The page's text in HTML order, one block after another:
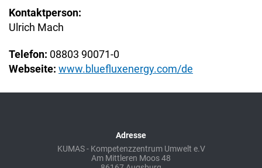
Kontaktperson:
Ulrich Mach
Telefon: 08803 90071-0
Webseite: www.bluefluxenergy.com/de
Adresse
KUMAS - Kompetenzzentrum Umwelt e.V
Am Mittleren Moos 48